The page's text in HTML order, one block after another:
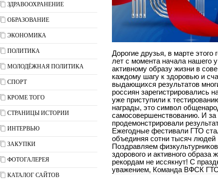
ЗДРАВООХРАНЕНИЕ
ОБРАЗОВАНИЕ
ЭКОНОМИКА
ПОЛИТИКА
МОЛОДЁЖНАЯ ПОЛИТИКА
СПОРТ
КРОМЕ ТОГО
СТРАНИЦЫ ИСТОРИИ
ИНТЕРВЬЮ
ЗАКУПКИ
ФОТОГАЛЕРЕЯ
КАТАЛОГ САЙТОВ
Дорогие друзья, в марте
лет с момента начала нашего
активному образу жизни в
каждому шагу к здоровью и
выдающихся результатов
россиян зарегистрировались
уже приступили к
награды, это символ
самосовершенствованию. И
продемонстрировали
Ежегодные фестивали ГТО
объединяя сотни тысяч
Поздравляем
здорового и активного
рекордам не иссякнут! С
уважением, Команда ВФСК